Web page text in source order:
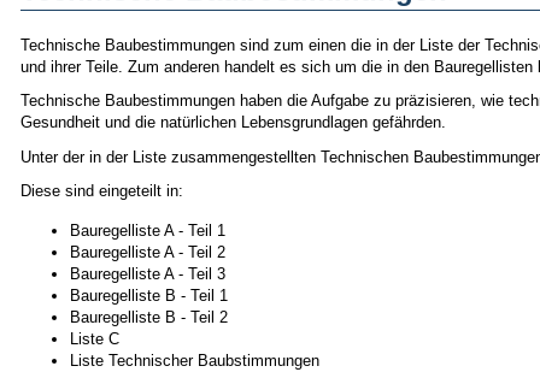
Technische Baubestimmungen sind zum einen die in der Liste der
und ihrer Teile. Zum anderen handelt es sich um die in den
Technische Baubestimmungen haben die Aufgabe zu präzisieren, wie
Gesundheit und die natürlichen Lebensgrundlagen gefährden.
Unter der in der Liste zusammengestellten Technischen
Diese sind eingeteilt in:
Bauregelliste A - Teil 1
Bauregelliste A - Teil 2
Bauregelliste A - Teil 3
Bauregelliste B - Teil 1
Bauregelliste B - Teil 2
Liste C
Liste Technischer Baubstimmungen